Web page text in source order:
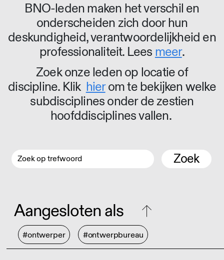
BNO-leden maken het verschil en
onderscheiden zich door hun
deskundigheid, verantwoordelijkheid en
professionaliteit. Lees meer.
Zoek onze leden op locatie of
discipline. Klik hierom te bekijken welke
subdisciplines onder de zestien
hoofddisciplines vallen.
Zoek
Aangesloten als
#ontwerper #ontwerpbureau